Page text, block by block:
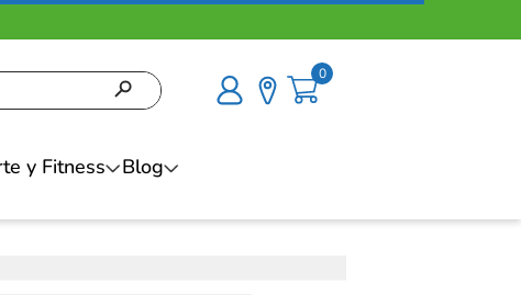
0
y Fitness Blog